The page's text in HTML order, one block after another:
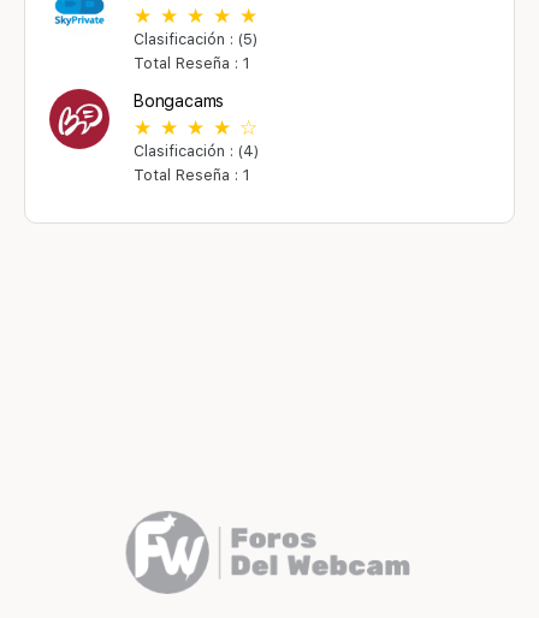
Clasificación : (5)
Total Reseña : 1
Bongacams
Clasificación : (4)
Total Reseña : 1